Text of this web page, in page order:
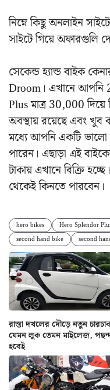
নিম্নে কিছু অনলাইন
সাইটে গিয়ে অফারগুলি
সেকেন্ড হ্যান্ড বাইক
Droom। এখানে আপনি
Plus মাত্র 30,000
অবস্থায় রয়েছে এবং খুব
মধ্যে আপনি একটি ভালো
পারেন। এছাড়া এই
টাকায় এখানে বিক্রি
থেকেই কিনতে পারবেন।
hero bikes Hero Splendor
second hand bike
second
রাস্তা দখলের দৌড়ে নতুন
যেমন লুক তেমন মাইলেজ,
হবেই